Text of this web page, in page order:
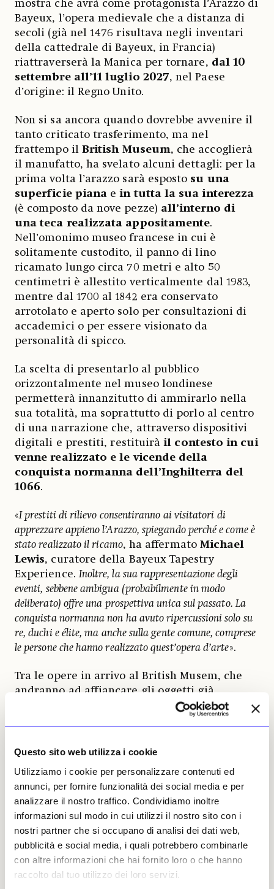
Questo sito web utilizza i cookie
Utilizziamo i cookie per personalizzare contenuti ed
annunci, per fornire funzionalità dei social media e per
analizzare il nostro traffico. Condividiamo inoltre
informazioni sul modo in cui utilizzi il nostro sito con i
nostri partner che si occupano di analisi dei dati web,
pubblicità e social media, i quali potrebbero combinarle
con altre informazioni che hai fornito loro o che hanno
raccolto dal tuo utilizzo dei loro servizi.
mostra che avrà come protagonista l’Arazzo di
Bayeux, l’opera medievale che a distanza di
secoli (già nel 1476 risultava negli inventari
della cattedrale di Bayeux, in Francia)
riattraverserà la Manica per tornare, dal 10
settembre all’11 luglio 2027, nel Paese
d’origine: il Regno Unito.
Non si sa ancora quando dovrebbe avvenire il
tanto criticato trasferimento, ma nel
frattempo il British Museum, che accoglierà
il manufatto, ha svelato alcuni dettagli: per la
prima volta l’arazzo sarà esposto su una
superficie piana ein tutta la sua interezza
(è composto da nove pezze) all’interno di
una teca realizzata appositamente.
Nell’omonimo museo francese in cui è
solitamente custodito, il panno di lino
ricamato lungo circa 70 metri e alto 50
centimetri è allestito verticalmente dal 1983,
mentre dal 1700 al 1842 era conservato
arrotolato e aperto solo per consultazioni di
accademici o per essere visionato da
personalità di spicco.
La scelta di presentarlo al pubblico
orizzontalmente nel museo londinese
permetterà innanzitutto di ammirarlo nella
sua totalità, ma soprattutto di porlo al centro
di una narrazione che, attraverso dispositivi
digitali e prestiti, restituiràil contesto in cui
venne realizzato e le vicende della
conquista normanna dell’Inghilterra del
1066.
«I prestiti di rilievo consentiranno ai visitatori di
apprezzare appieno l’Arazzo, spiegando perché e come è
stato realizzato il ricamo, ha affermato Michael
Lewis, curatore della Bayeux Tapestry
Experience.Inoltre, la sua rappresentazione degli
eventi, sebbene ambigua (probabilmente in modo
deliberato) offre una prospettiva unica sul passato. La
conquista normanna non ha avuto ripercussioni solo su
re, duchi e élite, ma anche sulla gente comune, comprese
le persone che hanno realizzato quest’opera d’arte».
Tra le opere in arrivo al British Musem, che
andranno ad affiancare gli oggetti già
presenti in loco, figurano: un documento del
1060 in cui Edoardo il Confessore concede
manoscritto,Junius II, probabilmente utilizzato
abiti, navi e oggetti (si presume che entrambi
siano stati realizzati a Canterbury,
), e oggi
Hoard, un tesoro di penny d’argento di Aroldo
II e Guglielmo I, concesso dal South West